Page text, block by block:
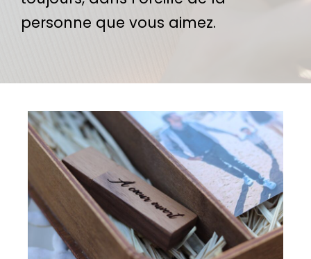
personne que vous aimez.